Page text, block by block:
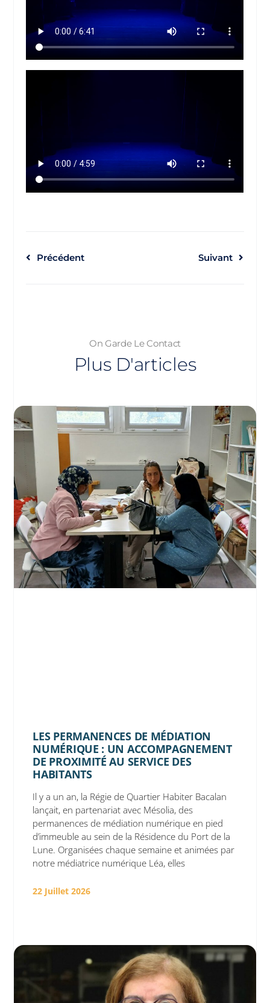
Précédent Suivant
On Garde Le Contact
Plus D'articles
LES PERMANENCES DE MÉDIATION
NUMÉRIQUE : UN ACCOMPAGNEMENT
DE PROXIMITÉ AU SERVICE DES
HABITANTS
Il y a un an, la Régie de Quartier Habiter Bacalan
lançait, en partenariat avec Mésolia, des
permanences de médiation numérique en pied
d’immeuble au sein de la Résidence du Port de la
Lune. Organisées chaque semaine et animées par
notre médiatrice numérique Léa, elles
22 Juillet 2026